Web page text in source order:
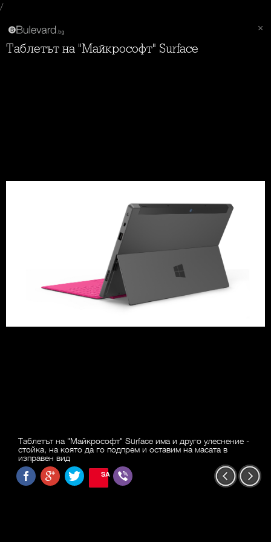
/
Таблетът на "Майкрософт" Surface
Таблетът на "Майкрософт" Surface има и друго улеснение -
стойка, на която да го подпрем и оставим на масата в
изправен вид
SAVE